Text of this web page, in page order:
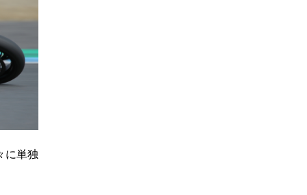
に単独